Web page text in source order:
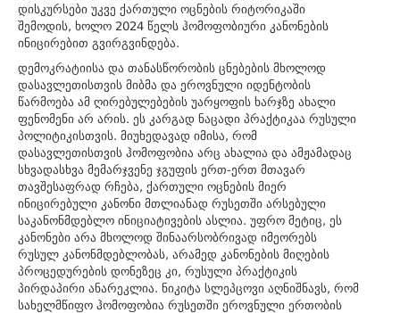
დისკურსები უკვე ქართული ოცნების რიტორიკაში
შემოდის, ხოლო 2024 წელს ჰომოფობიური კანონების
ინიცირებით გვირგვინდება.
დემოკრატიისა და თანასწორობის ცნებების მხოლოდ
დასავლეთისთვის მიბმა და ეროვნული იდენტობის
წარმოება ამ ღირებულებების უარყოფის ხარჯზე ახალი
ფენომენი არ არის. ეს კარგად ნაცადი პრაქტიკაა რუსული
პოლიტიკისთვის. მიუხედავად იმისა, რომ
დასავლეთისთვის ჰომოფობია არც ახალია და ამჟამადაც
სხვადასხვა მემარჯვენე ჯგუფის ერთ-ერთ მთავარ
თავშესაფრად რჩება, ქართული ოცნების მიერ
ინიცირებული კანონი მთლიანად რუსეთში არსებული
საკანონმდებლო ინიციატივების ასლია. უფრო მეტიც, ეს
კანონები არა მხოლოდ შინაარსობრივად იმეორებს
რუსულ კანონმდებლობას, არამედ კანონების მიღების
პროცედურების დონეზეც კი, რუსული პრაქტიკის
პირდაპირი ანარეკლია. ნიკიტა სლეპცოვი აღნიშნავს, რომ
სახელმწიფო ჰომოფობია რუსეთში ეროვნული ერთობის